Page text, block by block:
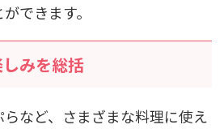
できます。
みを総括
など、さまざまな料理に使え